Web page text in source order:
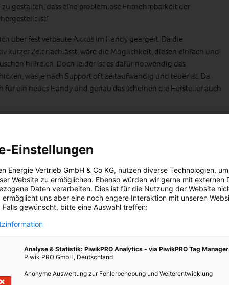
gestalten, dass eine problemlose Entnehmbarkeit der
ist.“
über fest verbaute Akkus im Handy geärgert. Da die
kurzer Zeit nachlässt, wäre die Möglichkeit, diesen einfach und
hilfreich. Doch leider ist es dafür notwendig das
was je nach Support oft zeitaufwändig und teuer ist. Da
für ein neues Handy und genau das scheinen die Hersteller auch
nicht vorgeschrieben
eindeutigen Gesetzestext gibt, ist es für Mobiltelefone nicht
gelacht, wenn die Hersteller und Gesetzgeber da nicht wieder
Ausnahmeregelung festgelegt:
Batterien oder Akkumulatoren ist nicht zu gewährleisten,
eine ununterbrochene Stromversorgung notwendig macht.“
den Herstellern von Handys und Laptops zugute.
nicht problemlos gewährleistet werden.
Einstellungen
Energie Vertrieb GmbH & Co KG, nutzen diverse Technologien,
Website zu ermöglichen. Ebenso würden wir gerne mit externen
Daten verarbeiten. Dies ist für die Nutzung der Website
ermöglicht uns aber eine noch engere Interaktion mit unseren
Falls gewünscht, bitte eine Auswahl treffen:
Analyse & Statistik: PiwikPRO Analytics - via PiwikPRO Tag Manager
Piwik PRO GmbH, Deutschland
Anonyme Auswertung zur Fehlerbehebung und Weiterentwicklung